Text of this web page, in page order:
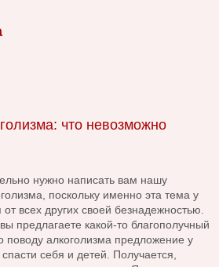
что невозможно
нужно написать вам нашу
поскольку именно эта тема у
от всех других своей безнадежностью.
предлагаете какой-то благополучный
поводу алкоголизма предложение у
себя и детей. Получается,